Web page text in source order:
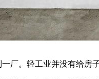
厂。轻工业并没有给房